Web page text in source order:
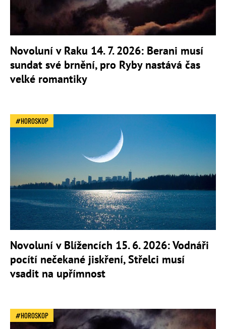
Novoluní v Raku 14. 7. 2026: Berani musí
sundat své brnění, pro Ryby nastává čas
velké romantiky
HOROSKOP
Novoluní v Blížencích 15. 6. 2026: Vodnáři
pocítí nečekané jiskření, Střelci musí
vsadit na upřímnost
HOROSKOP